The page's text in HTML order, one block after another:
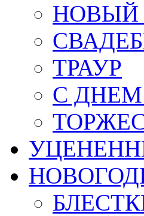
НОВЫЙ
ТРАУР
С